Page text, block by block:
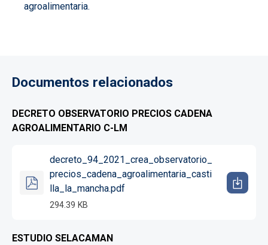
agroalimentaria.
Documentos relacionados
DECRETO OBSERVATORIO PRECIOS CADENA
AGROALIMENTARIO C-LM
decreto_94_2021_crea_observatorio_
precios_cadena_agroalimentaria_casti
lla_la_mancha.pdf
294.39 KB
ESTUDIO SELACAMAN